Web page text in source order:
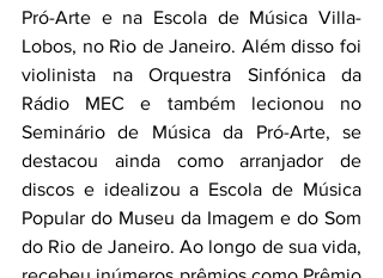
Pró-Arte e na Escola de Música Villa-
Lobos, no Rio de Janeiro. Além disso foi
violinista na Orquestra Sinfónica da
Rádio MEC e também lecionou no
Seminário de Música da Pró-Arte, se
destacou ainda como arranjador de
discos e idealizou a Escola de Música
Popular do Museu da Imagem e do Som
do Rio de Janeiro. Ao longo de sua vida,